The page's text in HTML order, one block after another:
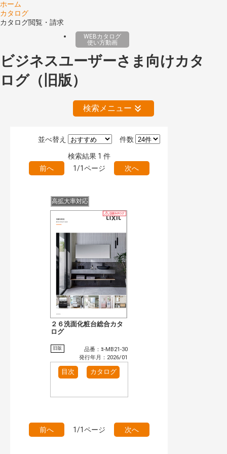
ホーム
カタログ
カタログ閲覧・請求
WEBカタログ
使い方動画
ビジネスユーザーさま向けカタ
ログ（旧版）
検索メニュー
絞り込みの解除
キーワード検索（あいまい）
おすすめハッシュタグ
施工イメージ・アイデア集（1） リフォームおすすめ（1）
窓・シャッター（9）
玄関ドア・引戸（5）
インテリア建材（2）
キッチン（4）
洗面化粧室（1）
発行年で検索
件数
並べ替え
検索結果 1 件
前へ
1/1ページ 次へ
高拡大率対応
２６洗面化粧台総合カタ
ログ
旧版
品番：ﾖ-MB21-30
発行年月：2026/01
目次 カタログ
前へ 1/1ページ 次へ